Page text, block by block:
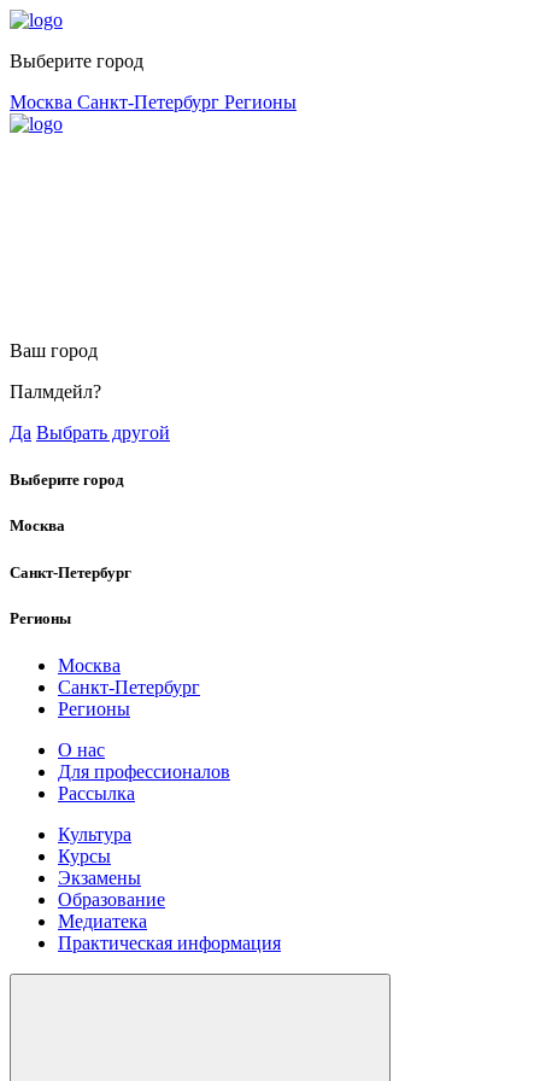
Выберите город
Москва Санкт-Петербург Регионы
Ваш город
Палмдейл?
Да Выбрать другой
Выберите город
Москва
Санкт-Петербург
Регионы
Москва
Санкт-Петербург
Регионы
О нас
Для профессионалов
Рассылка
Культура
Курсы
Экзамены
Образование
Медиатека
Практическая информация